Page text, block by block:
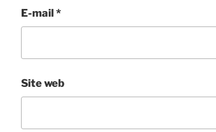
E-mail*
Site web